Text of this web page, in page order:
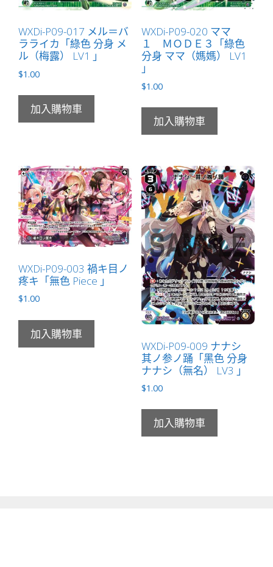
WXDi-P09-017 メル＝バ
ラライカ「綠色 分身 メ
ル（梅露） LV1 」
$1.00
加入購物車
WXDi-P09-020 ママ
１ ＭＯＤＥ３「綠色
分身 ママ（媽媽） LV1
」
$1.00
加入購物車
WXDi-P09-003 禍キ目ノ
疼キ「無色 Piece 」
$1.00
加入購物車
WXDi-P09-009 ナナシ
其ノ参ノ踊「黑色 分身
ナナシ（無名） LV3 」
$1.00
加入購物車